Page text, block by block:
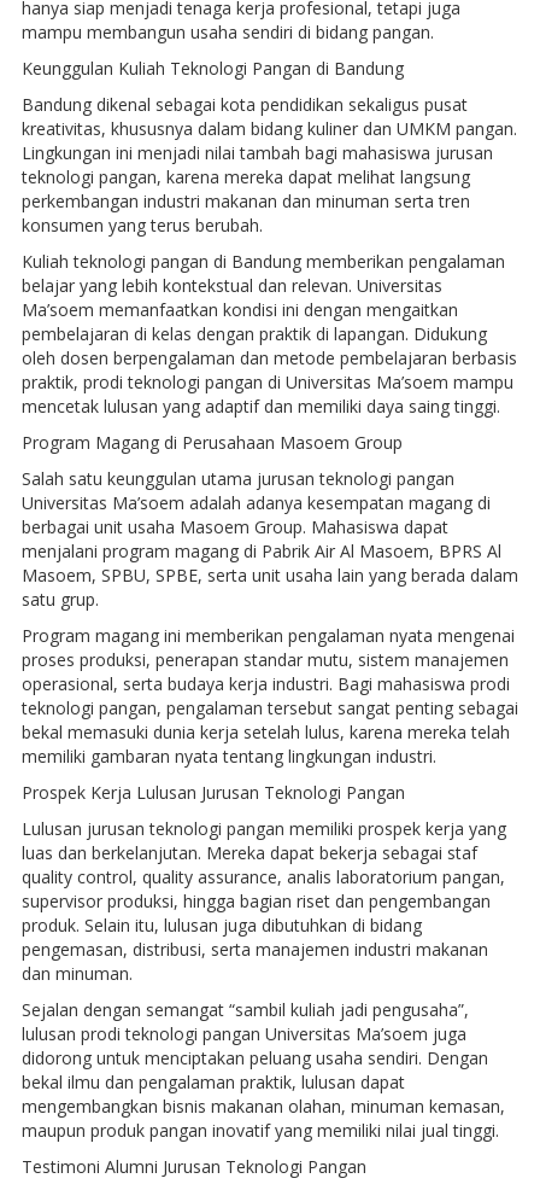
hanya siap menjadi tenaga kerja profesional, tetapi juga
mampu membangun usaha sendiri di bidang pangan.
Keunggulan Kuliah Teknologi Pangan di Bandung
Bandung dikenal sebagai kota pendidikan sekaligus pusat
kreativitas, khususnya dalam bidang kuliner dan UMKM pangan.
Lingkungan ini menjadi nilai tambah bagi mahasiswa jurusan
teknologi pangan, karena mereka dapat melihat langsung
perkembangan industri makanan dan minuman serta tren
konsumen yang terus berubah.
Kuliah teknologi pangan di Bandung memberikan pengalaman
belajar yang lebih kontekstual dan relevan. Universitas
Ma’soem memanfaatkan kondisi ini dengan mengaitkan
pembelajaran di kelas dengan praktik di lapangan. Didukung
oleh dosen berpengalaman dan metode pembelajaran berbasis
praktik, prodi teknologi pangan di Universitas Ma’soem mampu
mencetak lulusan yang adaptif dan memiliki daya saing tinggi.
Program Magang di Perusahaan Masoem Group
Salah satu keunggulan utama jurusan teknologi pangan
Universitas Ma’soem adalah adanya kesempatan magang di
berbagai unit usaha Masoem Group. Mahasiswa dapat
menjalani program magang di Pabrik Air Al Masoem, BPRS Al
Masoem, SPBU, SPBE, serta unit usaha lain yang berada dalam
satu grup.
Program magang ini memberikan pengalaman nyata mengenai
proses produksi, penerapan standar mutu, sistem manajemen
operasional, serta budaya kerja industri. Bagi mahasiswa prodi
teknologi pangan, pengalaman tersebut sangat penting sebagai
bekal memasuki dunia kerja setelah lulus, karena mereka telah
memiliki gambaran nyata tentang lingkungan industri.
Prospek Kerja Lulusan Jurusan Teknologi Pangan
Lulusan jurusan teknologi pangan memiliki prospek kerja yang
luas dan berkelanjutan. Mereka dapat bekerja sebagai staf
quality control, quality assurance, analis laboratorium pangan,
supervisor produksi, hingga bagian riset dan pengembangan
produk. Selain itu, lulusan juga dibutuhkan di bidang
pengemasan, distribusi, serta manajemen industri makanan
dan minuman.
Sejalan dengan semangat “sambil kuliah jadi pengusaha”,
lulusan prodi teknologi pangan Universitas Ma’soem juga
didorong untuk menciptakan peluang usaha sendiri. Dengan
bekal ilmu dan pengalaman praktik, lulusan dapat
mengembangkan bisnis makanan olahan, minuman kemasan,
maupun produk pangan inovatif yang memiliki nilai jual tinggi.
Testimoni Alumni Jurusan Teknologi Pangan